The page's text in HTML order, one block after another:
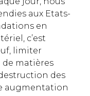
aux Etats-
en
c’est
limiter
de matières
des
augmentation